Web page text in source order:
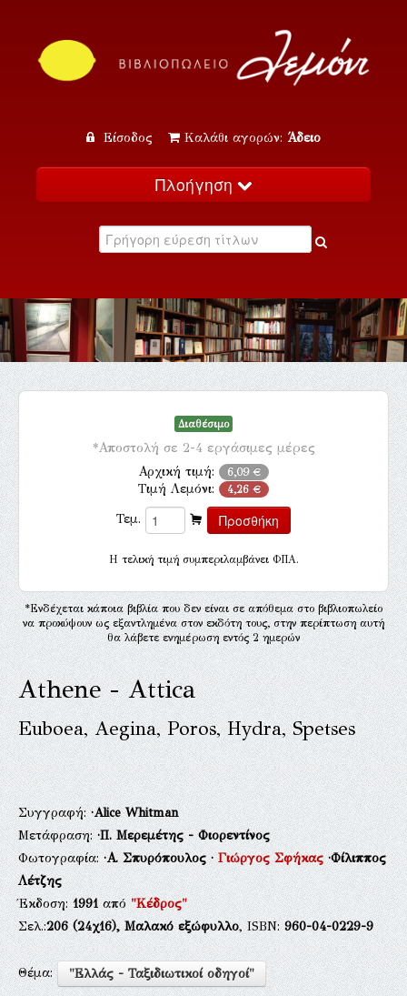
Είσοδος Καλάθι αγορών: Άδειο
Πλοήγηση
Κατάλογος
Εκδηλώσεις
Επικοινωνία
Διαθέσιμο
*Αποστολή σε 2-4 εργάσιμες μέρες
Αρχική τιμή: 6,09 €
Τιμή Λεμόνι: 4,26 €
Τεμ.
H τελική τιμή συμπεριλαμβάνει ΦΠΑ.
*Ενδέχεται κάποια βιβλία που δεν είναι σε απόθεμα στο βιβλιοπωλείο
να προκύψουν ως εξαντλημένα στον εκδότη τους, στην περίπτωση αυτή
θα λάβετε ενημέρωση εντός 2 ημερών
Athene - Attica
Euboea, Aegina, Poros, Hydra, Spetses
Συγγραφή:·Alice Whitman
Μετάφραση:·Π. Μερεμέτης - Φιορεντίνος
Φωτογραφία:·Α. Σπυρόπουλος·Γιώργος Σφήκας·Φίλιππος
Λέτζης
Έκδοση:1991από"Κέδρος"
Σελ.:206(24χ16), Μαλακό εξώφυλλο, ISBN:960-04-0229-9
Θέμα: "Ελλάς - Ταξιδιωτικοί οδηγοί"